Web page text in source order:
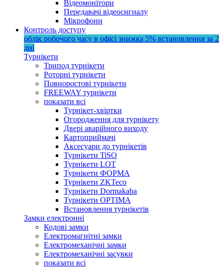
Відеомонітори
Передавачі відеосигналу
Мікрофони
Контроль доступу
облік робочого часу в офісі знижка 5% встановлення за 2
дні
Турнікети
Трипод турнікети
Роторні турнікети
Повноростові турнікети
FREEWAY турнікети
показати всі
Турнікет-хвіртки
Огородження для турнікету
Двері аварійного виходу
Картоприймачі
Аксесуари до турнікетів
Турнікети TiSO
Турнікети LOT
Турнікети ФОРМА
Турнікети ZKTeco
Турнікети Dormakaba
Турнікети OPTIMA
Встановлення турнікетів
Замки електронні
Кодові замки
Електромагнітні замки
Електромеханічні замки
Електромеханічні засувки
показати всі